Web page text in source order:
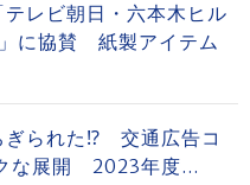
レビ朝日・六本木ヒル
に協賛 紙製アイテム
ぎられた⁉ 交通広告コ
な展開 2023年度...